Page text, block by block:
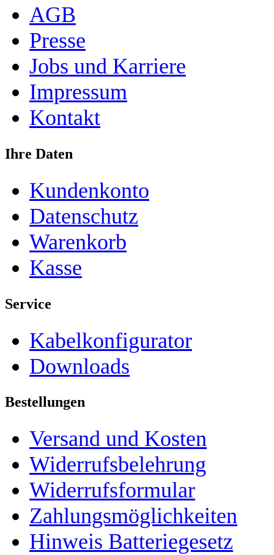
AGB
Presse
Jobs und Karriere
Impressum
Kontakt
Ihre Daten
Kundenkonto
Datenschutz
Warenkorb
Kasse
Service
Kabelkonfigurator
Downloads
Bestellungen
Versand und Kosten
Widerrufsbelehrung
Widerrufsformular
Zahlungsmöglichkeiten
Hinweis Batteriegesetz